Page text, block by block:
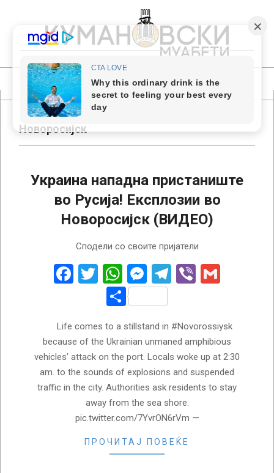
content
КУМАНОВСКИ
МУАБЕТИ
Primary
Navigation
MenuНоворосијск
Украина нападна пристаниште
во Русија! Експлозии во
Новоросијск (ВИДЕО)
Сподели со своите пријатели
Facebook
Twitter
WhatsApp
Messenger
Telegram
Viber
Share
Life comes to a stillstand in #Novorossiysk
because of the Ukrainian unmaned amphibious
vehicles’ attack on the port. Locals woke up at 2:30
am. to the sounds of explosions and suspended
traffic in the city. Authorities ask residents to stay
away from the sea shore.
pic.twitter.com/7YvrON6rVm —
ПРОЧИТАЈ ПОВЕЌЕ